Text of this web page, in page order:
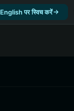
English पर स्विच करें